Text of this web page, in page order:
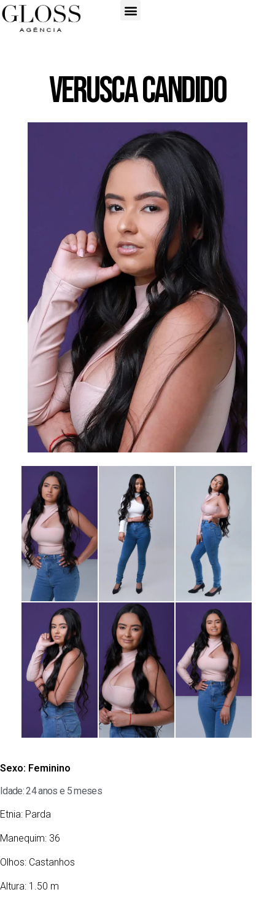
Verusca Candido
Sexo: Feminino
Idade: 24 anos e 5 meses
Etnia: Parda
Manequim: 36
Olhos: Castanhos
Altura: 1.50 m